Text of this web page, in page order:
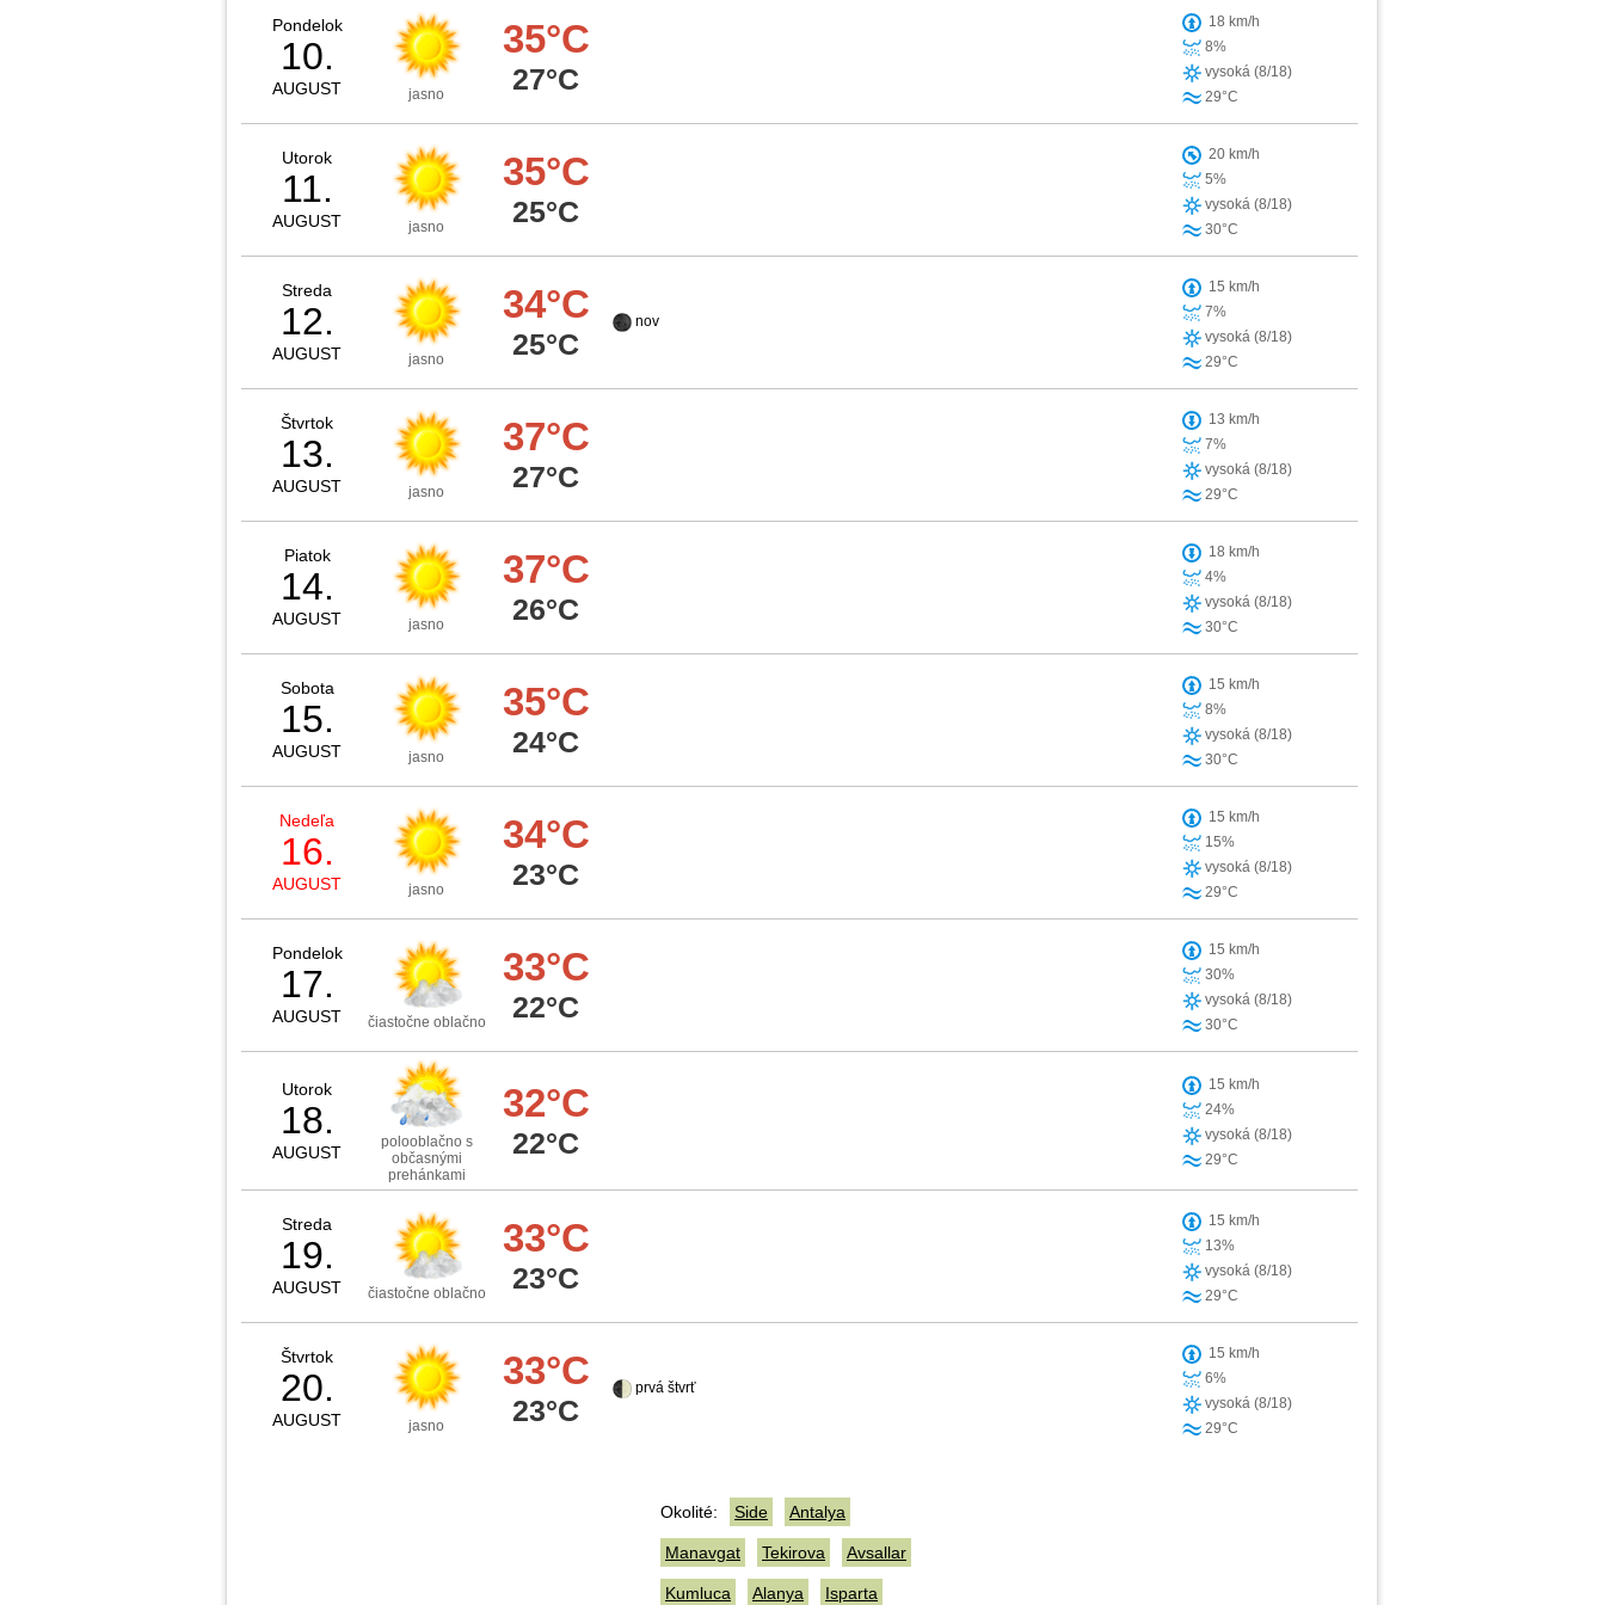
Pondelok
10.
AUGUST jasno
35°C
27°C
18 km/h
8%
vysoká (8/18)
29°C
Utorok
11.
AUGUST jasno
35°C
25°C
20 km/h
5%
vysoká (8/18)
30°C
Streda
12.
AUGUST jasno
34°C
25°C
nov
15 km/h
7%
vysoká (8/18)
29°C
Štvrtok
13.
AUGUST jasno
37°C
27°C
13 km/h
7%
vysoká (8/18)
29°C
Piatok
14.
AUGUST jasno
37°C
26°C
18 km/h
4%
vysoká (8/18)
30°C
Sobota
15.
AUGUST jasno
35°C
24°C
15 km/h
8%
vysoká (8/18)
30°C
Nedeľa
16.
AUGUST jasno
34°C
23°C
15 km/h
15%
vysoká (8/18)
29°C
Pondelok
17.
AUGUST čiastočne oblačno
33°C
22°C
15 km/h
30%
vysoká (8/18)
30°C
Utorok
18.
AUGUST
polooblačno s
občasnými
prehánkami
32°C
22°C
15 km/h
24%
vysoká (8/18)
29°C
Streda
19.
AUGUST čiastočne oblačno
33°C
23°C
15 km/h
13%
vysoká (8/18)
29°C
Štvrtok
20.
AUGUST jasno
33°C
23°C
prvá štvrť
15 km/h
6%
vysoká (8/18)
29°C
Okolité: Side Antalya
Manavgat Tekirova Avsallar
Kumluca Alanya Isparta